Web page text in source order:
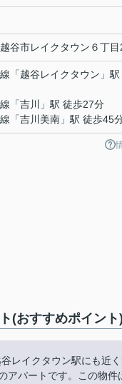
越谷市レイクタウン ６丁
「越谷レイクタウン 」
「吉川
」駅 徒歩27分
「吉川美南 」駅 徒歩45
(おすすめポイント
レイクタウン駅にも近
アパートです。この物